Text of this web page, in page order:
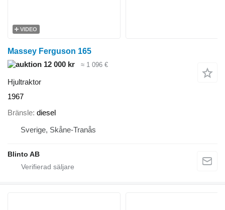
VIDEO
Massey Ferguson 165
12 000 kr
≈ 1 096 €
Hjultraktor
1967
Bränsle diesel
Sverige, Skåne-Tranås
Blinto AB